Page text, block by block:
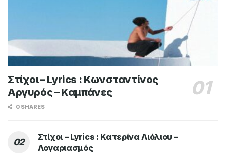
Στίχοι – Lyrics : Κωνσταντίνος
Αργυρός – Καμπάνες
0 SHARES
Στίχοι – Lyrics : Κατερίνα Λιόλιου –
Λογαριασμός